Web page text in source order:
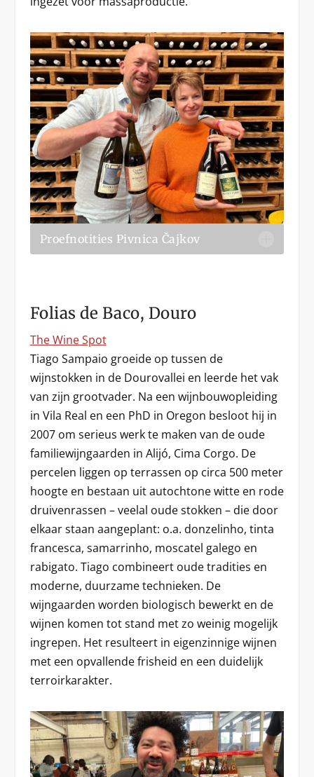
Proefnotities Pivnica Čajkov
Folias de Baco, Douro
The Wine Spot
Tiago Sampaio groeide op tussen de
wijnstokken in de Dourovallei en leerde het vak
van zijn grootvader. Na een wijnbouwopleiding
in Vila Real en een PhD in Oregon besloot hij in
2007 om serieus werk te maken van de oude
familiewijngaarden in Alijó, Cima Corgo. De
percelen liggen op terrassen op circa 500 meter
hoogte en bestaan uit autochtone witte en rode
druivenrassen – veelal oude stokken – die door
elkaar staan aangeplant: o.a. donzelinho, tinta
francesca, samarrinho, moscatel galego en
rabigato. Tiago combineert oude tradities en
moderne, duurzame technieken. De
wijngaarden worden biologisch bewerkt en de
wijnen komen tot stand met zo weinig mogelijk
ingrepen. Het resulteert in eigenzinnige wijnen
met een opvallende frisheid en een duidelijk
terroirkarakter.